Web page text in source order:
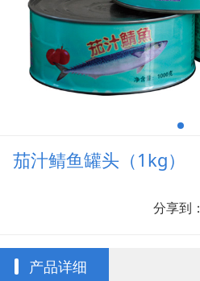
茄汁鲭鱼罐头（1kg）
分享到：
产品详细